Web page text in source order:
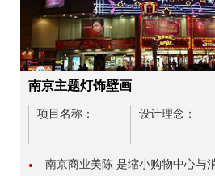
南京主题灯饰壁画
项目名称： 设计理念：
●
南京商业美陈 是缩小购物中心与